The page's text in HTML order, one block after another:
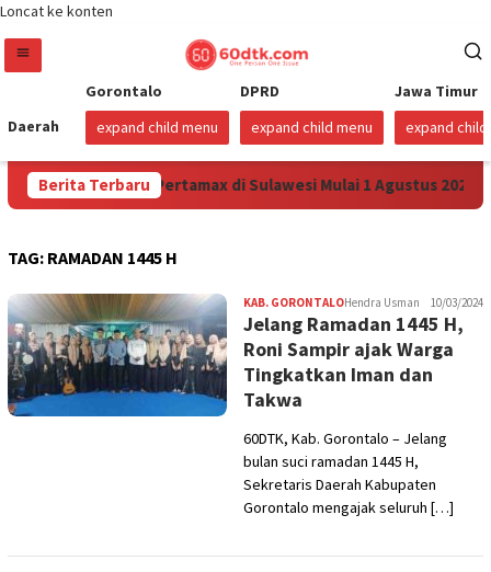
Loncat ke konten
Daerah
Gorontalo
expand child menu
DPRD
expand child menu
Jawa Timur
expand child
Berita Terbaru
Turunkan Harga Pertamax di Sulawesi Mulai 1 Agustus 2026
TAG: RAMADAN 1445 H
KAB. GORONTALOHendra Usman 10/03/2024
Jelang Ramadan 1445 H,
Roni Sampir ajak Warga
Tingkatkan Iman dan
Takwa
60DTK, Kab. Gorontalo – Jelang
bulan suci ramadan 1445 H,
Sekretaris Daerah Kabupaten
Gorontalo mengajak seluruh […]